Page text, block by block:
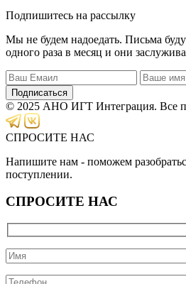
Подпишитесь на рассылку
Мы не будем надоедать. Письма
одного раза в месяц и они
Подписаться
© 2025 АНО ИГТ Интеграция. Все
СПРОСИТЕ НАС
Напишите нам - поможем
поступлении.
СПРОСИТЕ НАС